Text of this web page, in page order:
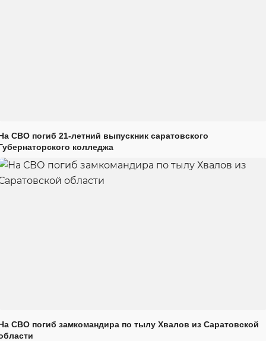
СВО погиб 21-летний выпускник саратовского
колледжа
СВО погиб замкомандира по тылу Хвалов из Саратовской